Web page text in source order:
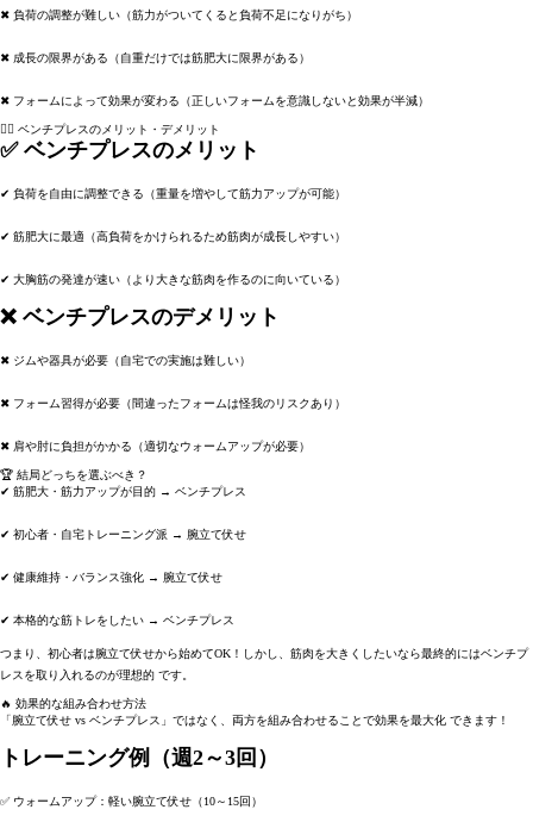
✖ 負荷の調整が難しい （筋力がついてくると負荷不足になりがち）
✖ 成長の限界がある （自重だけでは筋肥大に限界がある）
✖ フォームによって効果が変わる （正しいフォームを意識しないと効果が半減）
🏋️‍♂️ ベンチプレスのメリット・デメリット
✅ ベンチプレスのメリット
✔ 負荷を自由に調整できる （重量を増やして筋力アップが可能）
✔ 筋肥大に最適 （高負荷をかけられるため筋肉が成長しやすい）
✔ 大胸筋の発達が速い （より大きな筋肉を作るのに向いている）
❌ ベンチプレスのデメリット
✖ ジムや器具が必要 （自宅での実施は難しい）
✖ フォーム習得が必要 （間違ったフォームは怪我のリスクあり）
✖ 肩や肘に負担がかかる （適切なウォームアップが必要）
🏆 結局どっちを選ぶべき？
✔ 筋肥大・筋力アップが目的 → ベンチプレス
✔ 初心者・自宅トレーニング派 → 腕立て伏せ
✔ 健康維持・バランス強化 → 腕立て伏せ
✔ 本格的な筋トレをしたい → ベンチプレス
つまり、 初心者は腕立て伏せから始めてOK！しかし、筋肉を大きくしたいなら最終的にはベンチプ
レスを取り入れるのが理想的 です。
🔥 効果的な組み合わせ方法
「腕立て伏せ vs ベンチプレス」ではなく、 両方を組み合わせることで効果を最大化 できます！
トレーニング例（週2～3回）
✅ ウォームアップ：軽い腕立て伏せ（10～15回）